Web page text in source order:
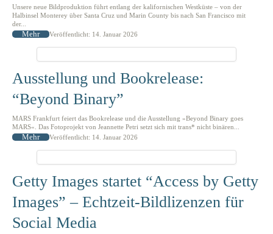
Unsere neue Bildproduktion führt entlang der kalifornischen Westküste – von der
Halbinsel Monterey über Santa Cruz und Marin County bis nach San Francisco mit
der...
Mehr Veröffentlicht: 14. Januar 2026
Ausstellung und Bookrelease:
“Beyond Binary”
MARS Frankfurt feiert das Bookrelease und die Ausstellung »Beyond Binary goes
MARS«. Das Fotoprojekt von Jeannette Petri setzt sich mit trans* nicht binären...
Mehr Veröffentlicht: 14. Januar 2026
Getty Images startet “Access by Getty
Images” – Echtzeit-Bildlizenzen für
Social Media